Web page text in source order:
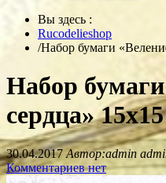
Вы здесь :
Rucodelieshop
/Набор бумаги
Набор
сердца»
30.04.2017 Автор:admin
Комментариев нет